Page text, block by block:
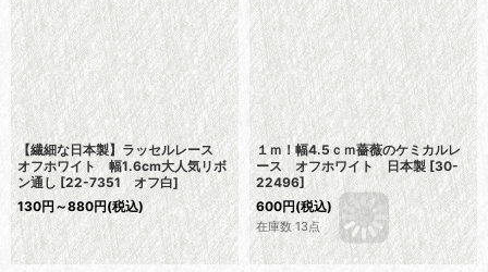
【繊細な日本製】ラッセルレース
オフホワイト 幅1.6cm大人気リボ
ン通し [22-7351 オフ白]
130円～880円(税込)
１ｍ！幅4.5ｃｍ薔薇のケミカルレ
ース オフホワイト 日本製 [30-
22496]
600円(税込)
在庫数 13点